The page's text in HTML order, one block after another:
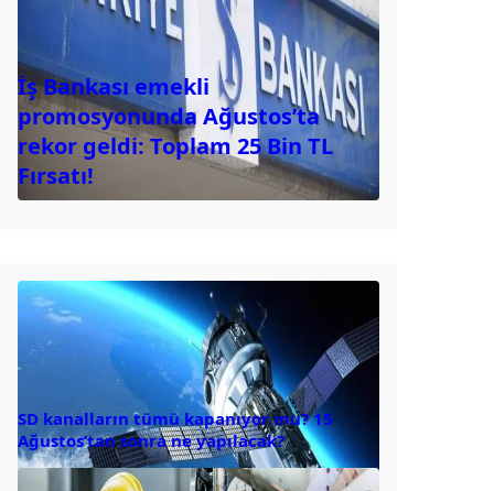
İş Bankası emekli
promosyonunda Ağustos’ta
rekor geldi: Toplam 25 Bin TL
Fırsatı!
SD kanalların tümü kapanıyor mu? 15
Ağustos’tan sonra ne yapılacak?